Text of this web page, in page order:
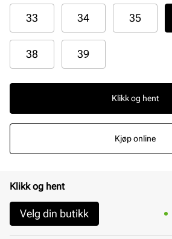
33 34 35
38 39
Klikk og hent
Kjøp online
Klikk og hent
Velg din butikk